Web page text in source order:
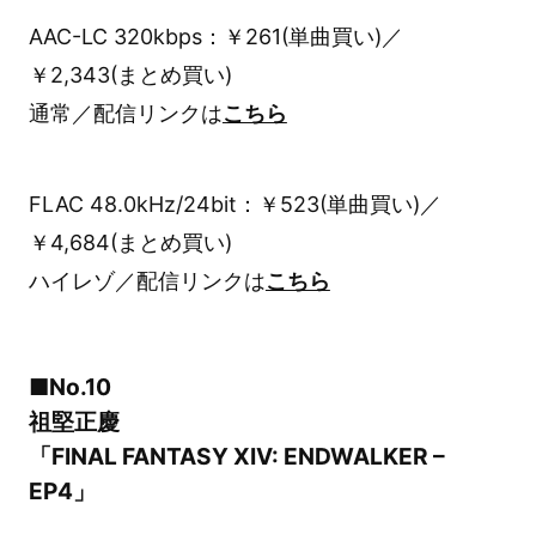
AAC-LC 320kbps：￥261(単曲買い)／
￥2,343(まとめ買い)
通常／配信リンクはこちら
FLAC 48.0kHz/24bit：￥523(単曲買い)／
￥4,684(まとめ買い)
ハイレゾ／配信リンクはこちら
■No.10
祖堅正慶
「FINAL FANTASY XIV: ENDWALKER –
EP4」